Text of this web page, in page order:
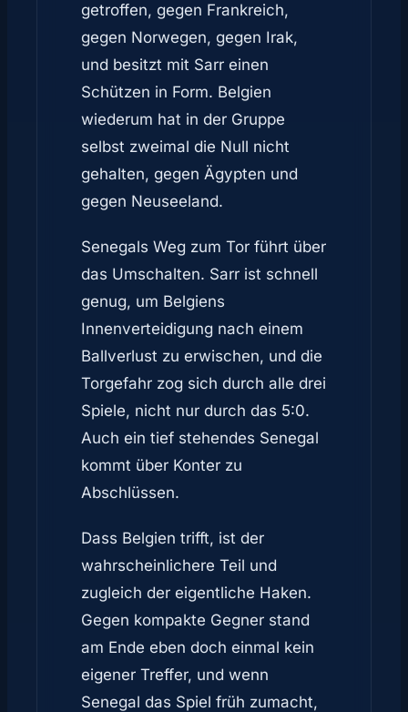
getroffen, gegen Frankreich,
gegen Norwegen, gegen Irak,
und besitzt mit Sarr einen
Schützen in Form. Belgien
wiederum hat in der Gruppe
selbst zweimal die Null nicht
gehalten, gegen Ägypten und
gegen Neuseeland.
Senegals Weg zum Tor führt über
das Umschalten. Sarr ist schnell
genug, um Belgiens
Innenverteidigung nach einem
Ballverlust zu erwischen, und die
Torgefahr zog sich durch alle drei
Spiele, nicht nur durch das 5:0.
Auch ein tief stehendes Senegal
kommt über Konter zu
Abschlüssen.
Dass Belgien trifft, ist der
wahrscheinlichere Teil und
zugleich der eigentliche Haken.
Gegen kompakte Gegner stand
am Ende eben doch einmal kein
eigener Treffer, und wenn
Senegal das Spiel früh zumacht,